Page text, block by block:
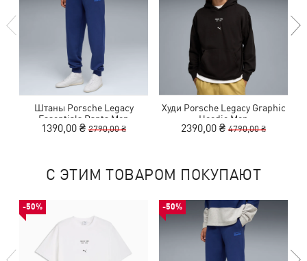
Штаны Porsche Legacy
Essentials Pants Men
1390,00 ₴ 2790,00 ₴
Худи Porsche Legacy Graphic
Hoodie Men
2390,00 ₴ 4790,00 ₴
С ЭТИМ ТОВАРОМ ПОКУПАЮТ
-50% -50%